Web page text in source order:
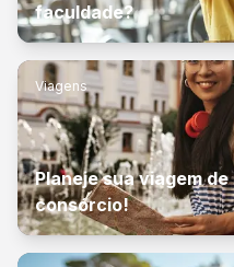
faculdade?
Viagens
Planeje sua viagem
consórcio!